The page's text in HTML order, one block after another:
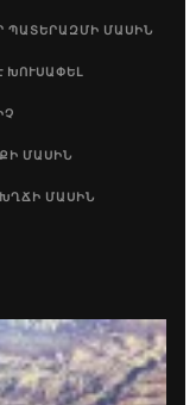
ՊԱՏԵՐԱԶՄԻ ՄԱՍԻՆ
ԽՈՒՍԱՓԵԼ
ՄԱՍԻՆ
ՄԱՍԻՆ